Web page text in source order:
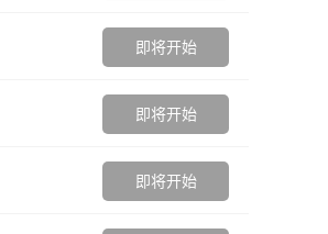
即将开始
即将开始
即将开始